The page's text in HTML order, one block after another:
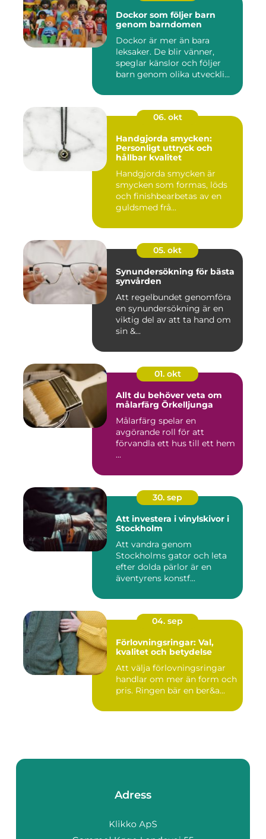
Dockor som följer barn
genom barndomen
Dockor är mer än bara
leksaker. De blir vänner,
speglar känslor och följer
barn genom olika utveckli...
06. okt
Handgjorda smycken:
Personligt uttryck och
hållbar kvalitet
Handgjorda smycken är
smycken som formas, löds
och finishbearbetas av en
guldsmed frå...
05. okt
Synundersökning för bästa
synvården
Att regelbundet genomföra
en synundersökning är en
viktig del av att ta hand om
sin &...
01. okt
Allt du behöver veta om
målarfärg Örkelljunga
Målarfärg spelar en
avgörande roll för att
förvandla ett hus till ett hem
...
30. sep
Att investera i vinylskivor i
Stockholm
Att vandra genom
Stockholms gator och leta
efter dolda pärlor är en
äventyrens konstf...
04. sep
Förlovningsringar: Val,
kvalitet och betydelse
Att välja förlovningsringar
handlar om mer än form och
pris. Ringen bär en ber&a...
Adress